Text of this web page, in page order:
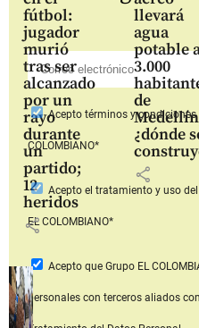
fútbol:
jugador
murió
tras ser
alcanzado
por un
rayo
durante
un
partido;
12
heridos
share
llevará
agua
potable
3.000
de
¿dónde
share
Aceptotérminos y
COLOMBIANO*
Acepto el tratamiento y uso
EL COLOMBIANO*
Acepto que Grupo EL
personales con terceros aliados